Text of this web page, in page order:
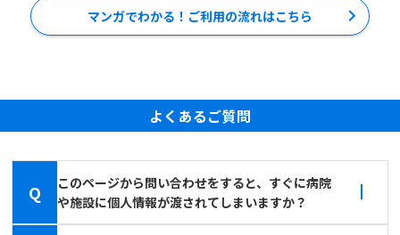
マンガでわかる！ご利用の流れはこちら
よくあるご質問
Q
このページから問い合わせをすると、すぐに病院
や施設に個人情報が渡されてしまいますか？